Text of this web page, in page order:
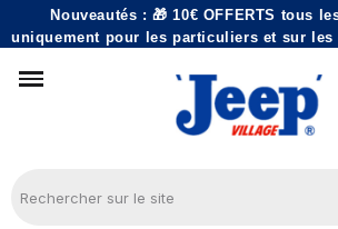
Nouveautés : 🎁 10€ OFFERTS tous
uniquement pour les particuliers et sur les